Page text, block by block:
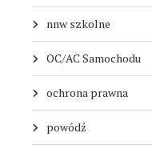
nnw szkolne
OC/AC Samochodu
ochrona prawna
powódź